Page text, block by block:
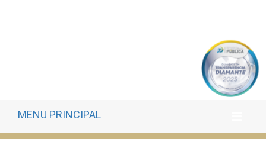
MENU PRINCIPAL